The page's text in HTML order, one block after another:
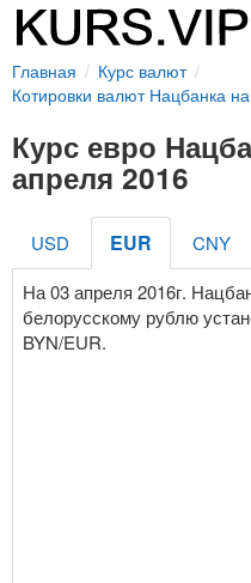
Главная
Курс валют
Котировки валют Нацбанка
Курс евро
апреля 2016
USD EUR CNY
На 03 апреля 2016г.
белорусскому рублю
BYN/EUR.